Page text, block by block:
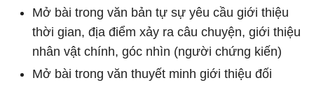
Mở bài trong văn bản tự sự yêu cầu giới thiệu
thời gian, địa điểm xảy ra câu chuyện, giới thiệu
nhân vật chính, góc nhìn (người chứng kiến)
Mở bài trong văn thuyết minh giới thiệu đối